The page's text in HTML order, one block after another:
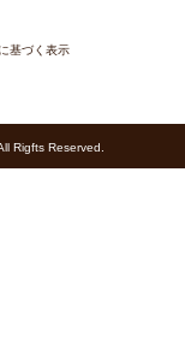
基づく表示
Rigfts Reserved.